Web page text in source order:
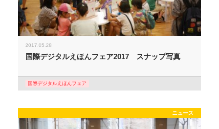
2017.05.28
国際デジタルえほんフェア2017 スナップ写真
国際デジタルえほんフェア
ニュース